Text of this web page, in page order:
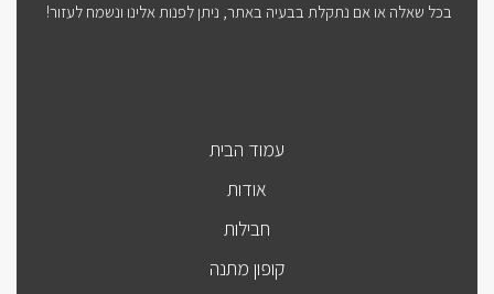
בכל שאלה או אם נתקלת בבעיה באתר, ניתן לפנות אלינו ונשמח לעזור!
עמוד הבית
אודות
חבילות
קופון מתנה